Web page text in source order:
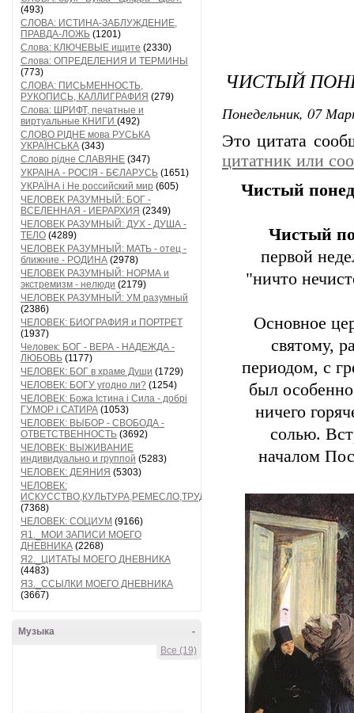
(493)
СЛОВА: ИСТИНА-ЗАБЛУЖДЕНИЕ,
ПРАВДА-ЛОЖЬ (1201)
Слова: КЛЮЧЕВЫЕ ищите (2330)
Слова: ОПРЕДЕЛЕНИЯ И ТЕРМИНЫ
(773)
СЛОВА: ПИСЬМЕННОСТЬ,
РУКОПИСЬ, КАЛЛИГРАФИЯ (279)
Слова: ШРИФТ, печатные и
виртуальные КНИГИ (492)
СЛОВО РІДНЕ мова РУСЬКА
УКРАЇНСЬКА (343)
Слово рідне СЛАВЯНЕ (347)
УКРАІНА - РОСІЯ - БЄЛАРУСЬ (1651)
УКРАЇНА і Не российский мир (605)
ЧЕЛОВЕК РАЗУМНЫЙ: БОГ -
ВСЕЛЕННАЯ - ИЕРАРХИЯ (2349)
ЧЕЛОВЕК РАЗУМНЫЙ: ДУХ - ДУША -
ТЕЛО (4289)
ЧЕЛОВЕК РАЗУМНЫЙ: МАТЬ - отец -
ближние - РОДИНА (2978)
ЧЕЛОВЕК РАЗУМНЫЙ: НОРМА и
экстремизм - нелюди (2179)
ЧЕЛОВЕК РАЗУМНЫЙ: УМ разумный
(2386)
ЧЕЛОВЕК: БИОГРАФИЯ и ПОРТРЕТ
(1937)
Человек: БОГ - ВЕРА - НАДЕЖДА -
ЛЮБОВЬ (1177)
ЧЕЛОВЕК: БОГ в храме Души (1729)
ЧЕЛОВЕК: БОГУ угодно ли? (1254)
ЧЕЛОВЕК: Божа Істина і Сила - добрі
ГУМОР і САТИРА (1053)
ЧЕЛОВЕК: ВЫБОР - СВОБОДА -
ОТВЕТСТВЕННОСТЬ (3692)
ЧЕЛОВЕК: ВЫЖИВАНИЕ
индивидуально и группой (5283)
ЧЕЛОВЕК: ДЕЯНИЯ (5303)
ЧЕЛОВЕК:
ИСКУССТВО,КУЛЬТУРА,РЕМЕСЛО,ТРУД
(7368)
ЧЕЛОВЕК: СОЦИУМ (9166)
Я1._МОИ ЗАПИСИ МОЕГО
ДНЕВНИКА (2268)
Я2._ЦИТАТЫ МОЕГО ДНЕВНИКА
(4483)
Я3._ССЫЛКИ МОЕГО ДНЕВНИКА
(3667)
-
Музыка
Все (19)
ЧИСТЫЙ
Понедельник, 07
Это цитата
цитатник или
Чистый
Чистый
первой
"ничто
Основное
святому,
периодом, с
был
ничего
солью.
началом